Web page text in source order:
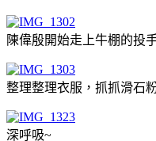
陳偉殷開始走上牛棚的投
整理整理衣服，抓抓滑石
深呼吸~